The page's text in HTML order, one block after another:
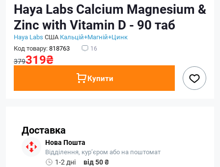
Haya Labs Calcium Magnesium &
Zinc with Vitamin D - 90 таб
Haya Labs США Кальцій+Магній+Цинк
Код товару:818763 16
379319₴
Купити
Доставка
Нова Пошта
Відділення, кур’єром або на поштомат
1-2 дні
від 50 ₴